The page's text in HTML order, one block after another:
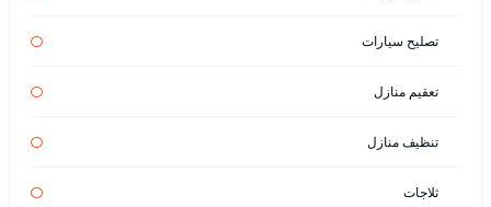
تصليح سيارات
تعقيم منازل
تنظيف منازل
ثلاجات